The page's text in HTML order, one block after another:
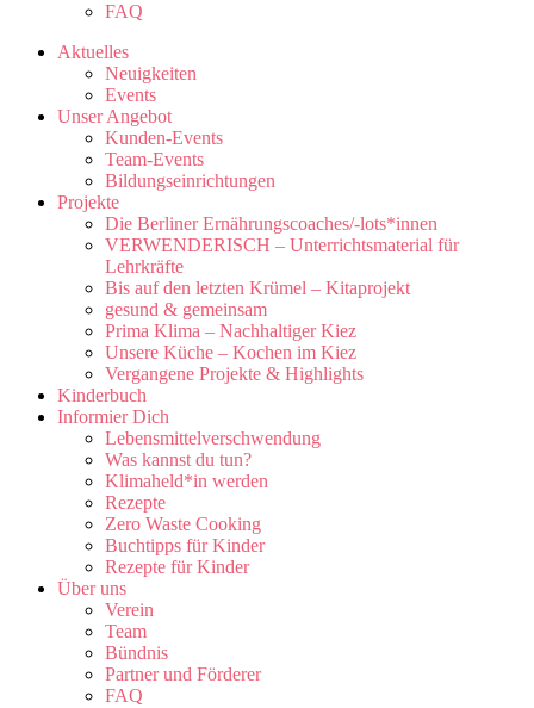
FAQ
Aktuelles
Neuigkeiten
Events
Unser Angebot
Kunden-Events
Team-Events
Bildungseinrichtungen
Projekte
Die Berliner Ernährungscoaches/-lots*innen
VERWENDERISCH – Unterrichtsmaterial für
Lehrkräfte
Bis auf den letzten Krümel – Kitaprojekt
gesund & gemeinsam
Prima Klima – Nachhaltiger Kiez
Unsere Küche – Kochen im Kiez
Vergangene Projekte & Highlights
Kinderbuch
Informier Dich
Lebensmittelverschwendung
Was kannst du tun?
Klimaheld*in werden
Rezepte
Zero Waste Cooking
Buchtipps für Kinder
Rezepte für Kinder
Über uns
Verein
Team
Bündnis
Partner und Förderer
FAQ